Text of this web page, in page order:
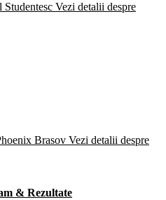
Studentesc Vezi detalii despre
Brasov Vezi detalii despre
& Rezultate